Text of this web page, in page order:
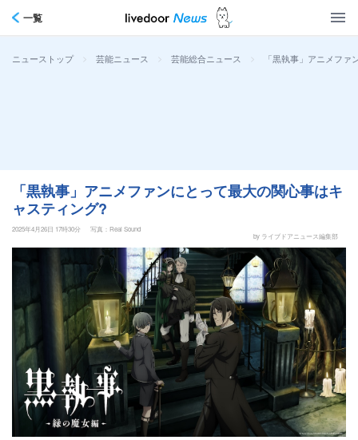
一覧
ニューストップ > 芸能ニュース > 芸能総合ニュース > 「黒執事」アニメフ
「黒執事」アニメファンにとって最大の関心事はキ
ャスティング?
2025年4月26日 17時30分
写真：Real Sound
by ライブドアニュース編集部